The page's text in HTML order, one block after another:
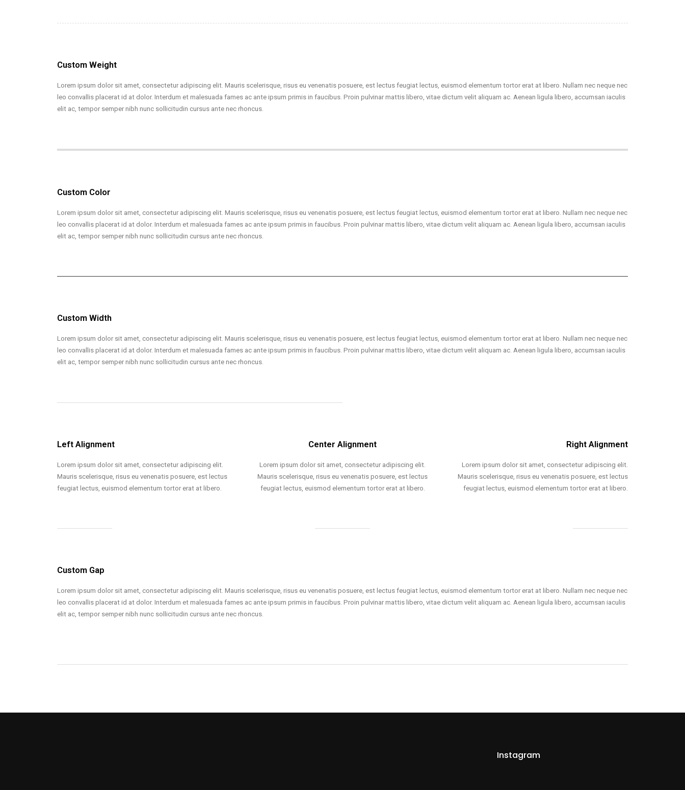
Custom Weight
Lorem ipsum dolor sit amet, consectetur adipiscing elit. Mauris scelerisque, risus eu venenatis posuere, est lectus feugiat lectus, euismod elementum tortor erat at libero. Nullam nec neque nec
leo convallis placerat id at dolor. Interdum et malesuada fames ac ante ipsum primis in faucibus. Proin pulvinar mattis libero, vitae dictum velit aliquam ac. Aenean ligula libero, accumsan iaculis
elit ac, tempor semper nibh nunc sollicitudin cursus ante nec rhoncus.
Custom Color
Lorem ipsum dolor sit amet, consectetur adipiscing elit. Mauris scelerisque, risus eu venenatis posuere, est lectus feugiat lectus, euismod elementum tortor erat at libero. Nullam nec neque nec
leo convallis placerat id at dolor. Interdum et malesuada fames ac ante ipsum primis in faucibus. Proin pulvinar mattis libero, vitae dictum velit aliquam ac. Aenean ligula libero, accumsan iaculis
elit ac, tempor semper nibh nunc sollicitudin cursus ante nec rhoncus.
Custom Width
Lorem ipsum dolor sit amet, consectetur adipiscing elit. Mauris scelerisque, risus eu venenatis posuere, est lectus feugiat lectus, euismod elementum tortor erat at libero. Nullam nec neque nec
leo convallis placerat id at dolor. Interdum et malesuada fames ac ante ipsum primis in faucibus. Proin pulvinar mattis libero, vitae dictum velit aliquam ac. Aenean ligula libero, accumsan iaculis
elit ac, tempor semper nibh nunc sollicitudin cursus ante nec rhoncus.
Left Alignment
Lorem ipsum dolor sit amet, consectetur adipiscing elit.
Mauris scelerisque, risus eu venenatis posuere, est lectus
feugiat lectus, euismod elementum tortor erat at libero.
Center Alignment
Lorem ipsum dolor sit amet, consectetur adipiscing elit.
Mauris scelerisque, risus eu venenatis posuere, est lectus
feugiat lectus, euismod elementum tortor erat at libero.
Right Alignment
Lorem ipsum dolor sit amet, consectetur adipiscing elit.
Mauris scelerisque, risus eu venenatis posuere, est lectus
feugiat lectus, euismod elementum tortor erat at libero.
Custom Gap
Lorem ipsum dolor sit amet, consectetur adipiscing elit. Mauris scelerisque, risus eu venenatis posuere, est lectus feugiat lectus, euismod elementum tortor erat at libero. Nullam nec neque nec
leo convallis placerat id at dolor. Interdum et malesuada fames ac ante ipsum primis in faucibus. Proin pulvinar mattis libero, vitae dictum velit aliquam ac. Aenean ligula libero, accumsan iaculis
elit ac, tempor semper nibh nunc sollicitudin cursus ante nec rhoncus.
Instagram